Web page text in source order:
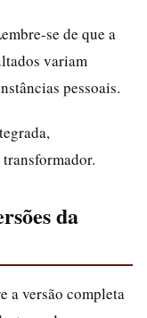
se de que a
variam
pessoais.
da
a versão completa